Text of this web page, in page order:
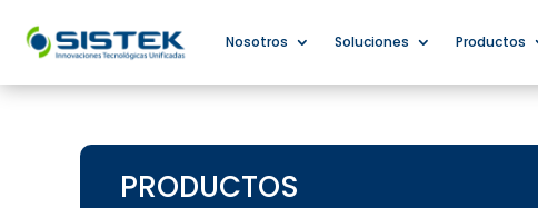
Nosotros Soluciones Productos
PRODUCTOS